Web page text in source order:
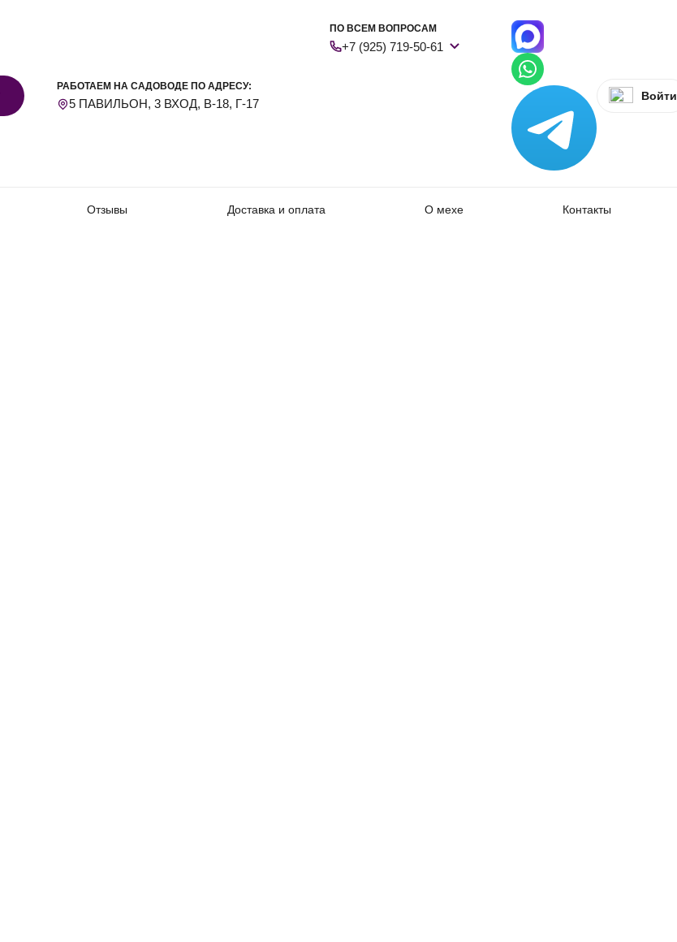
РАБОТАЕМ НА САДОВОДЕ ПО АДРЕСУ:
5 ПАВИЛЬОН, 3 ВХОД, В-18, Г-17
ПО ВСЕМ ВОПРОСАМ
+7 (925) 719-50-61
Войти
Отзывы Доставка и оплата О мехе Контакты